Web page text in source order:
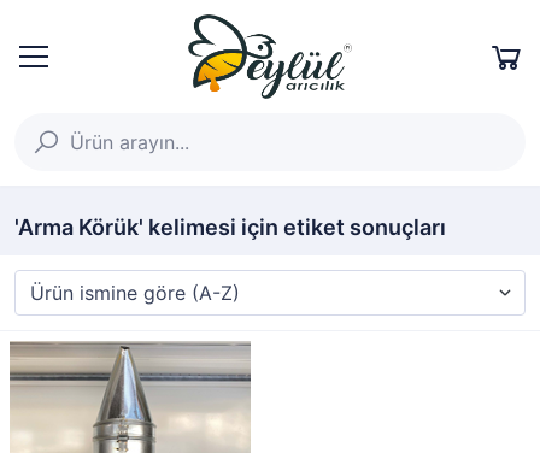
'Arma Körük' kelimesi için etiket sonuçları